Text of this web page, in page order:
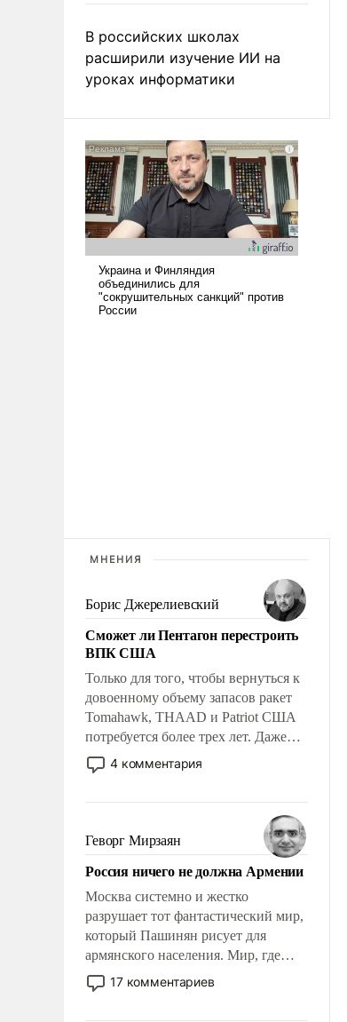
В российских школах
расширили изучение ИИ на
уроках информатики
МНЕНИЯ
Борис Джерелиевский
Сможет ли Пентагон перестроить
ВПК США
Только для того, чтобы вернуться к
довоенному объему запасов ракет
Tomahawk, THAAD и Patriot США
потребуется более трех лет. Даже
небольшая война с Ираном
опустошила американские
уязвимости США, например, перед
Китаем.
4 комментария
Геворг Мирзаян
Россия ничего не должна Армении
Москва системно и жестко
разрушает тот фантастический мир,
который Пашинян рисует для
армянского населения. Мир, где
политические прожекты будут
безусловно оплачиваться за счет
17 комментариев